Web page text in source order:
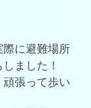
際に避難場所
ました！
張って歩い